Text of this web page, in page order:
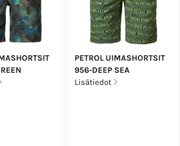
PETROL UIMASHORTSIT
956-DEEP SEA
Lisätiedot